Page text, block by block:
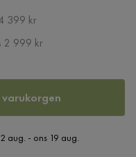
399 kr
2 999 kr
varukorgen
aug. - ons 19 aug.